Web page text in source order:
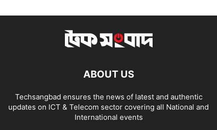
ABOUT US
Techsangbad ensures the news of latest and authentic
updates on ICT & Telecom sector covering all National and
International events